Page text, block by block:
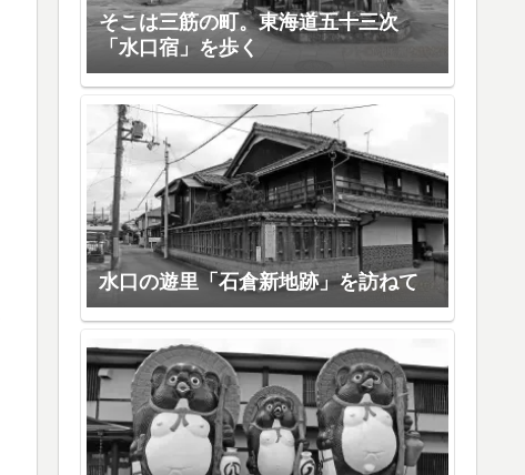
そこは三筋の町。東海道五十三次
「水口宿」を歩く
水口の遊里「石倉新地跡」を訪ねて